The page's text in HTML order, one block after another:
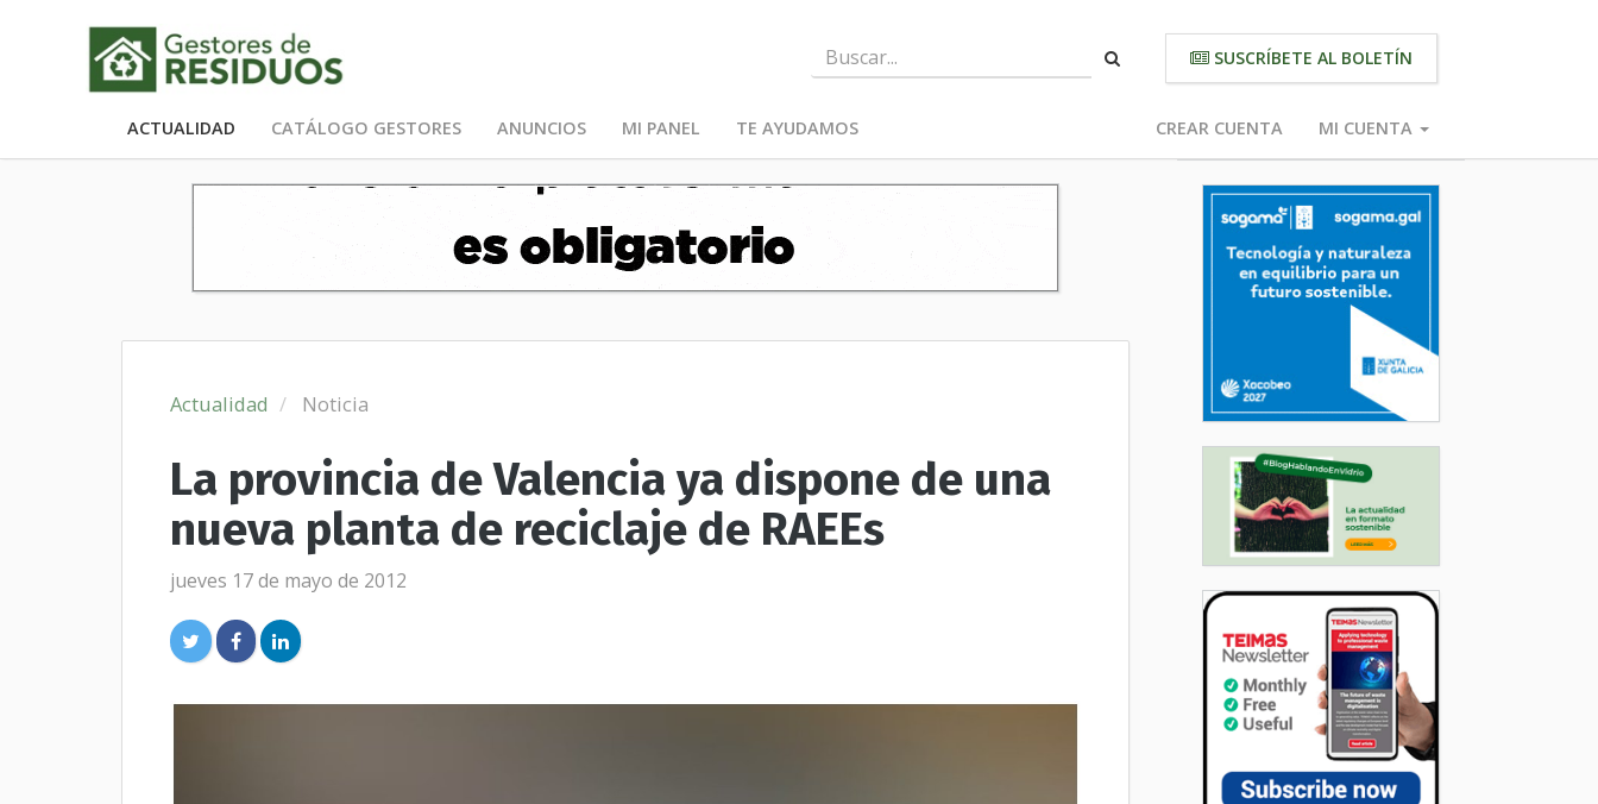
SUSCRÍBETE AL BOLETÍN
ACTUALIDAD CATÁLOGO GESTORES ANUNCIOS MI PANEL TE AYUDAMOS CREAR CUENTA MI CUENTA
Actualidad Noticia
La provincia de Valencia ya dispone de una
nueva planta de reciclaje de RAEEs
jueves 17 de mayo de 2012